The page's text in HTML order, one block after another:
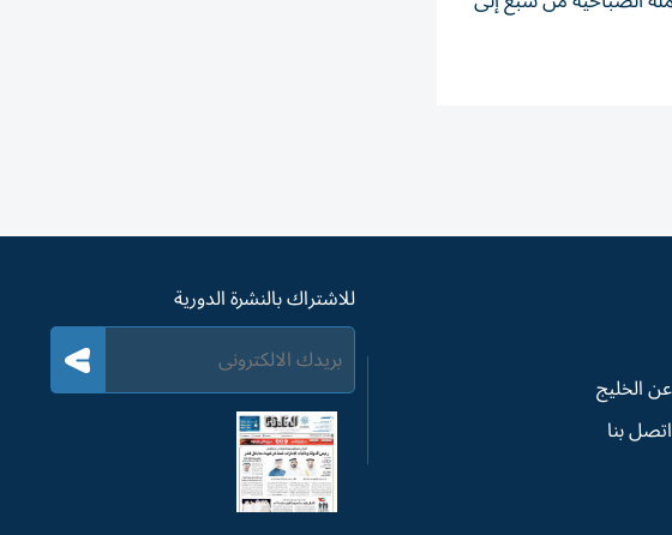
عن الخليج
اتصل بنا
للاشتراك بالنشرة الدورية